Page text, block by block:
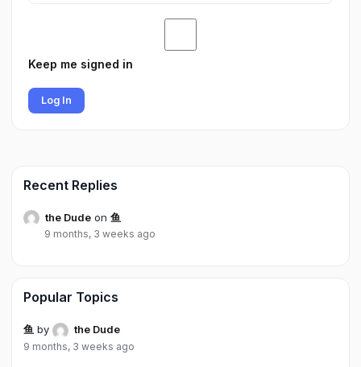
Keep me signed in
Log In
Recent Replies
the Dude on 鱼
9 months, 3 weeks ago
Popular Topics
鱼 by the Dude
9 months, 3 weeks ago